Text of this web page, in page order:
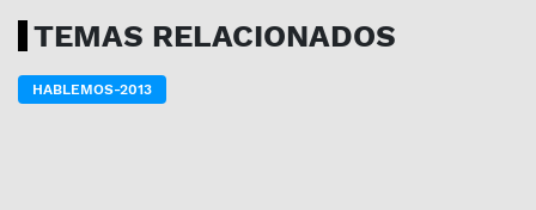
TEMAS RELACIONADOS
HABLEMOS-2013